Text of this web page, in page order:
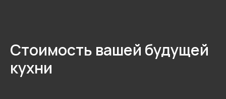
Стоимость вашей будущей
кухни